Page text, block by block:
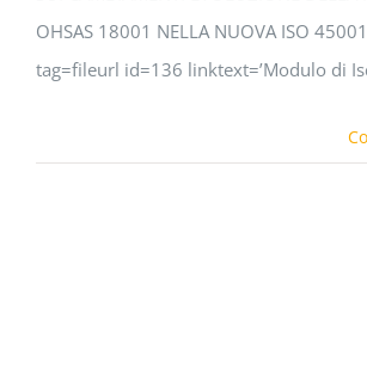
OHSAS 18001 NELLA NUOVA ISO
tag=fileurl id=136 linktext=’Modulo di